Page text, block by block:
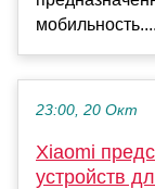
23:00, 20 Окт
Xiaomi
устройств